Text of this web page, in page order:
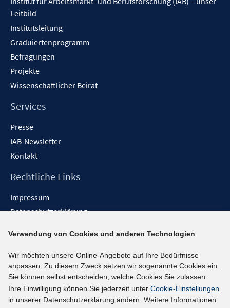
Leitbild
Institutsleitung
Graduiertenprogramm
Befragungen
Projekte
Wissenschaftlicher Beirat
Services
Presse
IAB-Newsletter
Kontakt
Rechtliche Links
Impressum
Datenschutzerklärung
Barrieren melden
Social-Media-Kanäle
BlueSky
YouTube
Verwendung von Cookies und anderen Technologien
Wir möchten unsere Online-Angebote auf Ihre Bedürfnisse
anpassen. Zu diesem Zweck setzen wir sogenannte Cookies ein.
Sie können selbst entscheiden, welche Cookies Sie zulassen.
Ihre Einwilligung können Sie jederzeit unter Cookie-Einstellungen
in unserer Datenschutzerklärung ändern. Weitere Informationen